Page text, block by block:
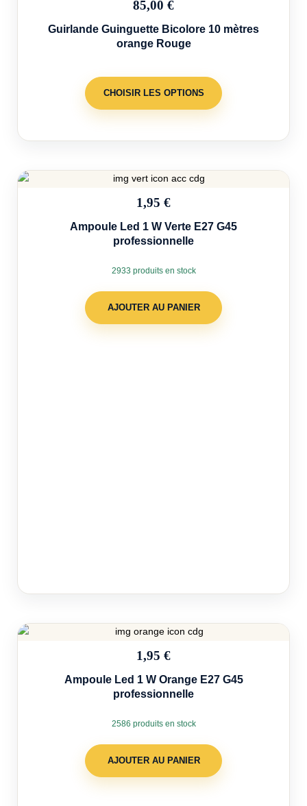
85,00 €
Guirlande Guinguette Bicolore 10 mètres
orange Rouge
CHOISIR LES OPTIONS
1,95 €
Ampoule Led 1 W Verte E27 G45
professionnelle
2933 produits en stock
AJOUTER AU PANIER
1,95 €
Ampoule Led 1 W Orange E27 G45
professionnelle
2586 produits en stock
AJOUTER AU PANIER